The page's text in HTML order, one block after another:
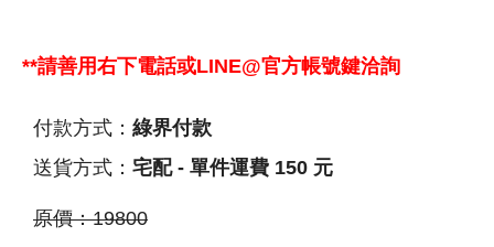
**請善用右下電話或LINE@官方帳號鍵洽詢
付款方式： 綠界付款
送貨方式： 宅配 - 單件運費 150 元
原價：19800